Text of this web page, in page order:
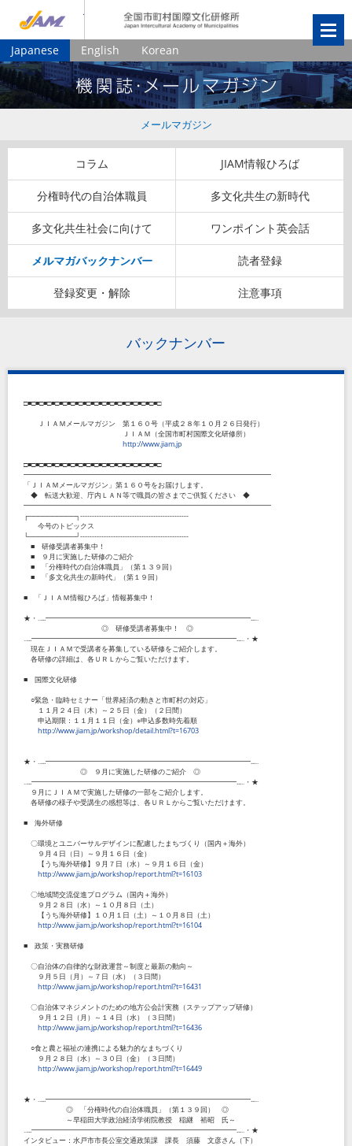
Japanese English Korean
メールマガジン
コラム JIAM情報ひろば
分権時代の自治体職員 多文化共生の新時代
多文化共生社会に向けて ワンポイント英会話
メルマガバックナンバー 読者登録
登録変更・解除 注意事項
バックナンバー
□■□■□■□■□■□■□■□■□■□■□■□■□■□■□■□■□■□
ＪＩＡＭメールマガジン 第１６０号（平成２８年１０月２６日発行）
ＪＩＡＭ（全国市町村国際文化研修所）
http://www.jiam.jp
□■□■□■□■□■□■□■□■□■□■□■□■□■□■□■□■□■□
━━━━━━━━━━━━━━━━━━━━━━━━━━━━━━━━━━━
「ＪＩＡＭメールマガジン」第１６０号をお届けします。
◆ 転送大歓迎、庁内ＬＡＮ等で職員の皆さまでご供覧ください ◆
━━━━━━━━━━━━━━━━━━━━━━━━━━━━━━━━━━━
┌──────────┐----------------------------------------------
今号のトピックス
└──────────┘----------------------------------------------
■ 研修受講者募集中！
■ ９月に実施した研修のご紹介
■ 「分権時代の自治体職員」（第１３９回）
■ 「多文化共生の新時代」（第１９回）
■ 「ＪＩＡＭ情報ひろば」情報募集中！
★・‥...━━━━━━━━━━━━━━━━━━━━━━━━━━━━━...‥
◎ 研修受講者募集中！ ◎
‥...━━━━━━━━━━━━━━━━━━━━━━━━━━━━━...‥・★
現在ＪＩＡＭで受講者を募集している研修をご紹介します。
各研修の詳細は、各ＵＲＬからご覧いただけます。
■ 国際文化研修
○緊急・臨時セミナー「世界経済の動きと市町村の対応」
１１月２４日（木）～２５日（金）（２日間）
申込期限：１１月１１日（金）※申込多数時先着順
http://www.jiam.jp/workshop/detail.html?t=16703
★・‥...━━━━━━━━━━━━━━━━━━━━━━━━━━━━━...‥
◎ ９月に実施した研修のご紹介 ◎
‥...━━━━━━━━━━━━━━━━━━━━━━━━━━━━━...‥・★
９月にＪＩＡＭで実施した研修の一部をご紹介します。
各研修の様子や受講生の感想等は、各ＵＲＬからご覧いただけます。
■ 海外研修
〇環境とユニバーサルデザインに配慮したまちづくり（国内＋海外）
９月４日（日）～９月１６日（金）
【うち海外研修】９月７日（水）～９月１６日（金）
http://www.jiam.jp/workshop/report.html?t=16103
〇地域間交流促進プログラム（国内＋海外）
９月２８日（水）～１０月８日（土）
【うち海外研修】１０月１日（土）～１０月８日（土）
http://www.jiam.jp/workshop/report.html?t=16104
■ 政策・実務研修
〇自治体の自律的な財政運営～制度と最新の動向～
９月５日（月）～７日（水）（３日間）
http://www.jiam.jp/workshop/report.html?t=16431
〇自治体マネジメントのための地方公会計実務（ステップアップ研修）
９月１２日（月）～１４日（水）（３日間）
http://www.jiam.jp/workshop/report.html?t=16436
○食と農と福祉の連携による魅力的なまちづくり
９月２８日（水）～３０日（金）（３日間）
http://www.jiam.jp/workshop/report.html?t=16449
★・‥...━━━━━━━━━━━━━━━━━━━━━━━━━━━━━...‥
◎ 「分権時代の自治体職員」（第１３９回） ◎
～早稲田大学政治経済学術院教授 稲継 裕昭 氏～
‥...━━━━━━━━━━━━━━━━━━━━━━━━━━━━━...‥・★
インタビュー：水戸市市長公室交通政策課 課長 須藤 文彦さん（下）